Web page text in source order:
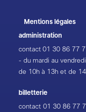
Mentions légales
administration
contact01 30 86 77
- du mardi au vendredi
de 10h à 13h et de
billetterie
contact01 30 86 77